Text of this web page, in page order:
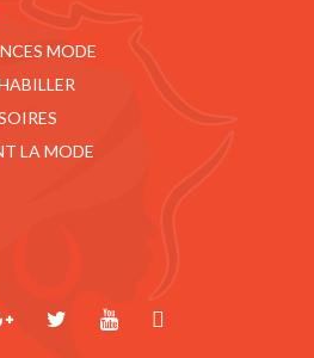
MODE
LA MODE